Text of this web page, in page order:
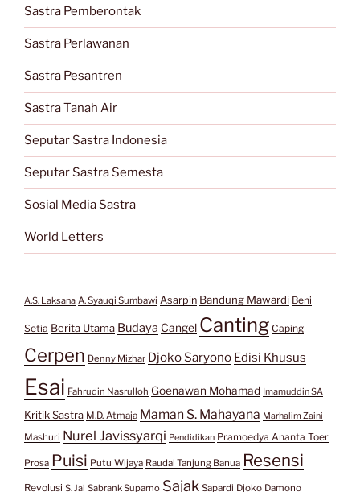
Sastra Pemberontak
Sastra Perlawanan
Sastra Pesantren
Sastra Tanah Air
Seputar Sastra Indonesia
Seputar Sastra Semesta
Sosial Media Sastra
World Letters
A.S. Laksana A. Syauqi Sumbawi Asarpin Bandung Mawardi Beni
Setia Berita Utama Budaya Cangel Canting Caping
Cerpen Denny Mizhar Djoko Saryono Edisi Khusus
Esai Fahrudin Nasrulloh Goenawan Mohamad Imamuddin SA
Kritik Sastra M.D. Atmaja Maman S. Mahayana Marhalim Zaini
Mashuri Nurel Javissyarqi Pendidikan Pramoedya Ananta Toer
Prosa Puisi Putu Wijaya Raudal Tanjung Banua Resensi
Revolusi S. Jai Sabrank Suparno Sajak Sapardi Djoko Damono